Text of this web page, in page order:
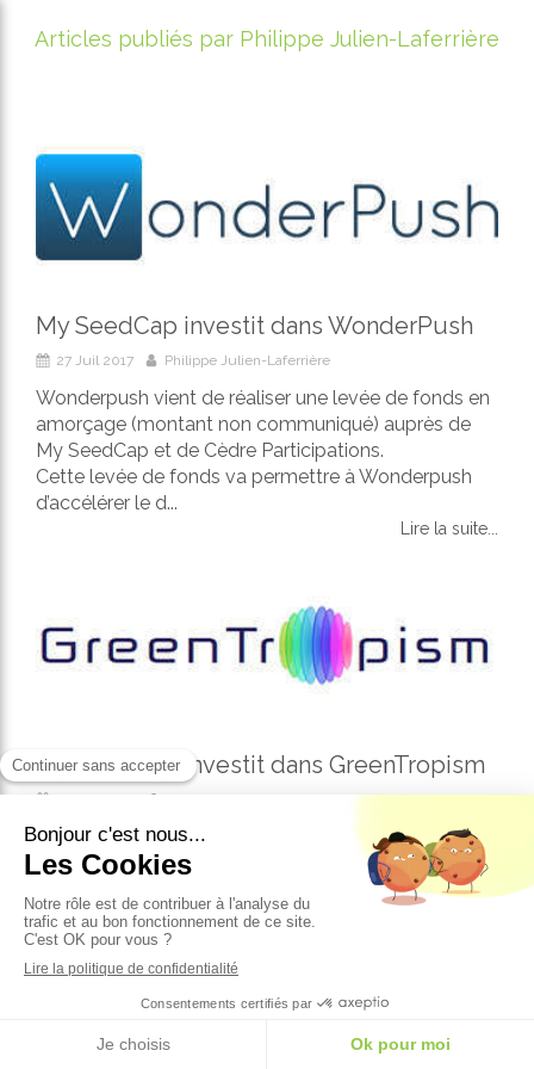
Articles publiés par Philippe Julien-Laferrière
My SeedCap investit dans WonderPush
27 Juil 2017 Philippe Julien-Laferrière
Wonderpush vient de réaliser une levée de fonds en
amorçage (montant non communiqué) auprès de
My SeedCap et de Cèdre Participations.
Cette levée de fonds va permettre à Wonderpush
d’accélérer le d...
Lire la suite...
My SeedCap investit dans GreenTropism
GreenTropism vient de réaliser une levée de fonds
de 1,2M€ auprès de My SeedCap, IMT Starter, Cèdre
Participations, A Plus Finance, Heptagon Micro
Optics et ses fondateurs.
Cette levée de fonds va ...